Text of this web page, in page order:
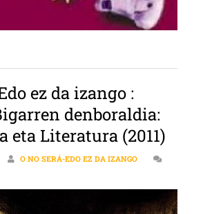
ez da izango :
denboraldia:
eta Literatura (2011)
O NO SERÁ-EDO EZ DA IZANGO